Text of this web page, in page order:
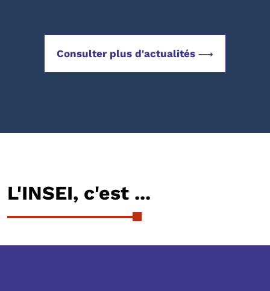
Consulter plus d'actualités
L'INSEI, c'est ...